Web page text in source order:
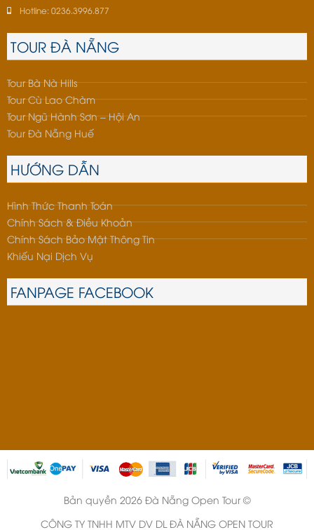
Hotline: 0236.3996.877
TOUR ĐÀ NẴNG
Tour Bà Nà Hills
Tour Cù Lao Chàm
Tour Ngũ Hành Sơn – Hội An
Tour Đà Nẵng Huế
HƯỚNG DẪN
Hình Thức Thanh Toán
Chính Sách & Điều Khoản
Chính Sách Bảo Mật Thông Tin
Khiếu Nại Dịch Vụ
FANPAGE FACEBOOK
Bản quyền 2026 Đà Nẵng Open Tour ©
CÔNG TY TNHH MTV DV DL ĐÀ NẴNG OPEN TOUR